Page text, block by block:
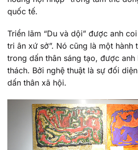
quốc tế.
Triển lãm “Du và dội” được anh
tri ân xứ sở”. Nó cũng là một hành
trong dấn thân sáng tạo, được
thách. Bởi nghệ thuật là sự đối
dấn thân xã hội.